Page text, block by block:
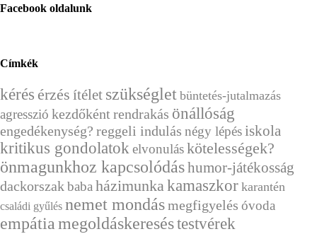
Facebook oldalunk
Címkék
kérés érzés ítélet szükséglet büntetés-jutalmazás
agresszió kezdőkéntrendrakás önállóság
engedékenység? reggeli indulás négy lépésiskola
kritikus gondolatokelvonuláskötelességek?
önmagunkhoz kapcsolódáshumor-játékosság
dackorszakbabaházimunkakamaszkor karantén
családi gyűlés nemet mondásmegfigyelés óvoda
empátiamegoldáskereséstestvérek